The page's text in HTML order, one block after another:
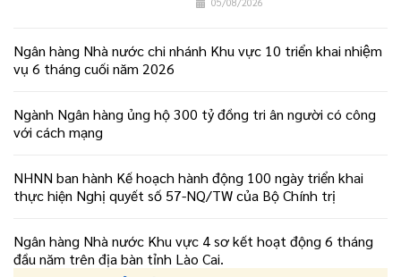
Ngân hàng Nhà nước chi nhánh Khu vực 10 triển khai nhiệm
vụ 6 tháng cuối năm 2026
Ngành Ngân hàng ủng hộ 300 tỷ đồng tri ân người có công
với cách mạng
NHNN ban hành Kế hoạch hành động 100 ngày triển khai
thực hiện Nghị quyết số 57-NQ/TW của Bộ Chính trị
Ngân hàng Nhà nước Khu vực 4 sơ kết hoạt động 6 tháng
đầu năm trên địa bàn tỉnh Lào Cai.